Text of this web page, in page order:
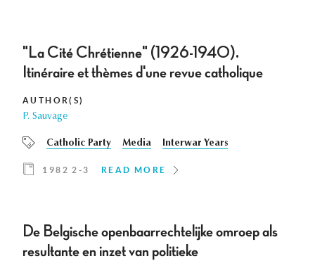
"La Cité Chrétienne" (1926-1940).
Itinéraire et thèmes d'une revue catholique
AUTHOR(S)
P. Sauvage
Catholic Party Media Interwar Years
1982 2-3 READ MORE
De Belgische openbaarrechtelijke omroep als
resultante en inzet van politieke